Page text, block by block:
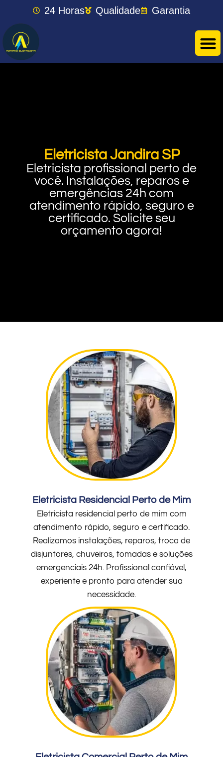
24 Horas Qualidade Garantia
Eletricista Jandira SP
Eletricista profissional perto de
você. Instalações, reparos e
emergências 24h com
atendimento rápido, seguro e
certificado. Solicite seu
orçamento agora!
Eletricista Residencial Perto de Mim
Eletricista residencial perto de mim com
atendimento rápido, seguro e certificado.
Realizamos instalações, reparos, troca de
disjuntores, chuveiros, tomadas e soluções
emergenciais 24h. Profissional confiável,
experiente e pronto para atender sua
necessidade.